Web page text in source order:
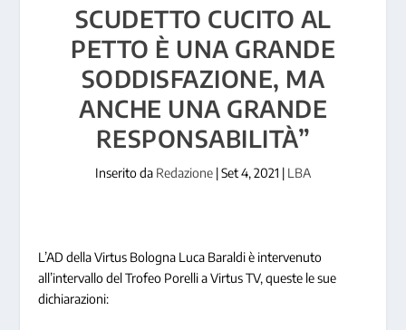
SCUDETTO CUCITO AL
PETTO È UNA GRANDE
SODDISFAZIONE, MA
ANCHE UNA GRANDE
RESPONSABILITÀ”
Inserito da Redazione |Set 4, 2021 | LBA
L’AD della Virtus Bologna Luca Baraldi è intervenuto
all’intervallo del Trofeo Porelli a Virtus TV, queste le sue
dichiarazioni: